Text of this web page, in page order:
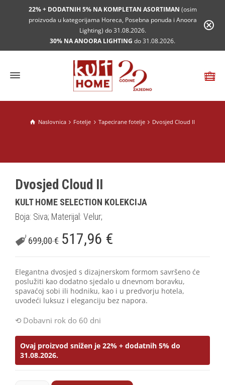
22% + DODATNIH 5% NA KOMPLETAN ASORTIMAN (osim
proizvoda u kategorijama Horeca, Posebna ponuda i Anoora
Lighting) do 31.08.2026.
30% NA ANOORA LIGHTING do 31.08.2026.
Naslovnica Fotelje Tapecirane fotelje Dvosjed Cloud II
Dvosjed Cloud II
KULT HOME SELECTION KOLEKCIJA
Boja: Siva; Materijal: Velur;
699,00€ 517,96 €
Elegantna dvosjed s dizajnerskom formom savršeno će
poslužiti kao dodatno sjedalo u dnevnom boravku,
spavaćoj sobi ili hodniku, kao i u predvorju hotela,
uvodeći luksuz i eleganciju bez napora.
Dobavni rok do 60 dni
Ovaj proizvod snižen je 22% + dodatnih 5% do
31.08.2026.